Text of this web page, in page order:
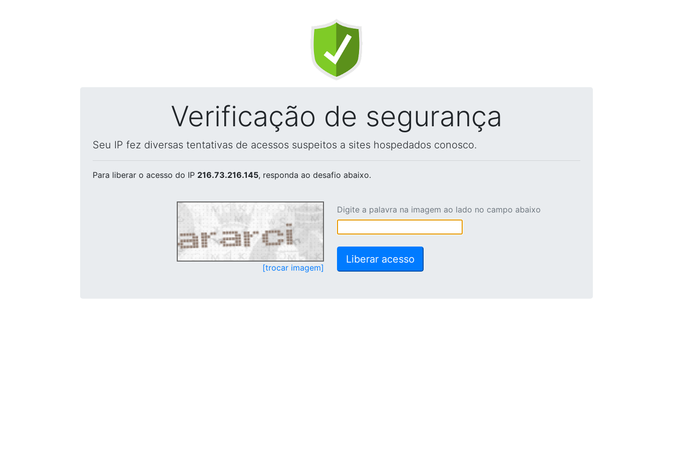
Verificação de segurança
Seu IP fez diversas tentativas de acessos suspeitos a sites hospedados conosco.
Para liberar o acesso do IP 216.73.216.145, responda ao desafio abaixo.
[trocar imagem]
Digite a palavra na imagem ao lado no campo abaixo